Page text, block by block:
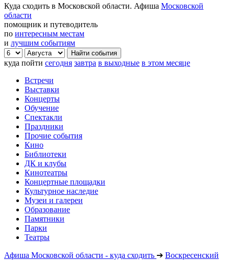
Куда сходить в Московской области. Афиша Московской
области
помощник и путеводитель
по интересным местам
и лучшим событиям
куда пойти сегодня завтра в выходные в этом месяце
Встречи
Выставки
Концерты
Обучение
Спектакли
Праздники
Прочие события
Кино
Библиотеки
ДК и клубы
Кинотеатры
Концертные площадки
Культурное наследие
Музеи и галереи
Образование
Памятники
Парки
Театры
Афиша Московской области - куда сходить ➔ Воскресенский